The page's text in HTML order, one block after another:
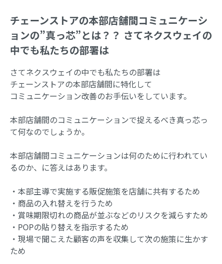
チェーンストアの本部店舗間コミュニケーシ
ョンの”真っ芯”とは？？ さてネクスウェイの
中でも私たちの部署は
さてネクスウェイの中でも私たちの部署は
チェーンストアの本部店舗間に特化して
コミュニケーション改善のお手伝いをしています。
本部店舗間のコミュニケーションで捉えるべき真っ芯っ
て何なのでしょうか。
本部店舗間コミュニケーションは何のために行われてい
るのか、に答えはあります。
・本部主導で実施する販促施策を店舗に共有するため
・商品の入れ替えを行うため
・賞味期限切れの商品が並ぶなどのリスクを減らすため
・POPの貼り替えを指示するため
・現場で聞こえた顧客の声を収集して次の施策に生かす
ため